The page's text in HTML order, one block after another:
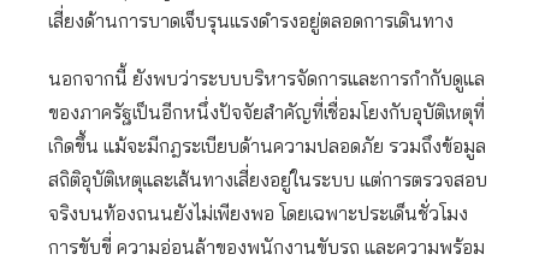
เสี่ยงด้านการบาดเจ็บรุนแรงดำรงอยู่ตลอดการเดินทาง
นอกจากนี้ ยังพบว่าระบบบริหารจัดการและการกำกับดูแล
ของภาครัฐเป็นอีกหนึ่งปัจจัยสำคัญที่เชื่อมโยงกับอุบัติเหตุที่
เกิดขึ้น แม้จะมีกฎระเบียบด้านความปลอดภัย รวมถึงข้อมูล
สถิติอุบัติเหตุและเส้นทางเสี่ยงอยู่ในระบบ แต่การตรวจสอบ
จริงบนท้องถนนยังไม่เพียงพอ โดยเฉพาะประเด็นชั่วโมง
การขับขี่ ความอ่อนล้าของพนักงานขับรถ และความพร้อม